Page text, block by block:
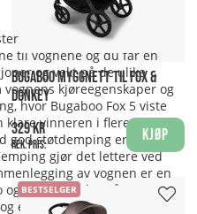
av barnevogner.
til vognene og du får en
og vekt på de ulike
kjøreegenskaper og
hvor Bugaboo Fox 5 viste
klare vinneren i flere tester
støtdemping er også noe
gjør det lettere ved
av vognen er en
Cybex lander på
enkle enhåndsbretting.
BUGABOO MYGGNETT TIL FOX &
DONKEY
329 kr
Rek. pris:
Kjøp
BESTSELGER